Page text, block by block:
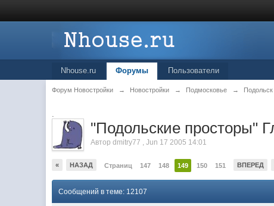
Nhouse.ru Форумы Пользователи
Форум Новостройки → Новостройки → Подмосковье → Подольск
.
"Подольские просторы"
Авторdmitry77 ,Jun 17 2005 14:01
« НАЗАД Страниц 147 148 149 150 151 ВПЕРЕД
Сообщений в теме: 12107